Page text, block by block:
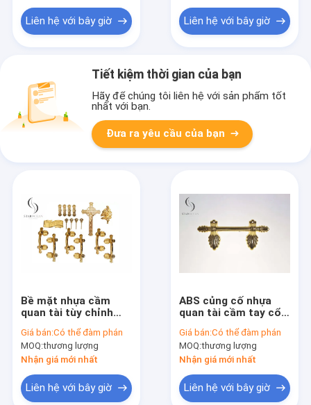
Liên hệ với bây giờ Liên hệ với bây giờ
Tiết kiệm thời gian của bạn
Hãy để chúng tôi liên hệ với sản phẩm tốt
nhất với bạn.
Đưa ra yêu cầu của bạn
Bề mặt nhựa cầm
quan tài tùy chỉnh
quan tài Set
P9004set
Giá bán:Có thể đàm phán
MOQ:thương lượng
Nhận giá mới nhất
Liên hệ với bây giờ
ABS củng cố nhựa
quan tài cầm tay cổ
tài cầm tay P9004-a
Giá bán:Có thể đàm phán
MOQ:thương lượng
Nhận giá mới nhất
Liên hệ với bây giờ